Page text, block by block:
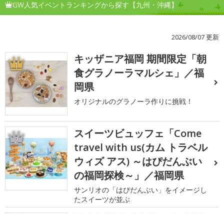
GW人気イベントランキングから探す【九州・沖縄】
2026/08/07 更新
1
キッザニア福岡 期間限定「朝
食グラノーラマルシェ」／福
岡県
オリジナルのグラノーラ作りに挑戦！
2
スイーツビュッフェ「Come
travel with us(カム トラベル
ウィズ アス) ～はぴだんぶい
の福岡探検～」／福岡県
サンリオの「はぴだんぶい」をイメージし
たスイーツが並ぶ